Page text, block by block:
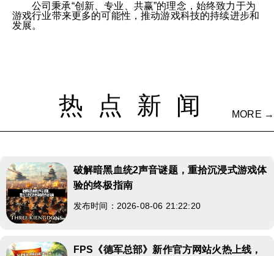
公司秉承“创新、专业、共赢”的理念，始终致力于为
游戏行业带来更多的可能性，推动游戏科技的持续进步和
发展。
热点新闻 MORE →
破解暗黑血统2声音谜题，重拾沉浸式游戏体
验的终极指南
发布时间：2026-08-06 21:22:20
FPS《德军总部》新作官方网站火热上线，